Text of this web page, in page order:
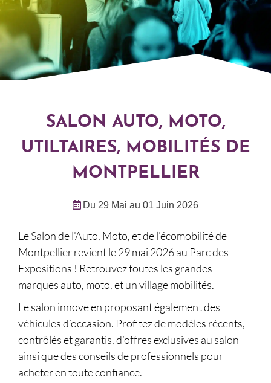
SALON AUTO, MOTO,
UTILTAIRES, MOBILITÉS DE
MONTPELLIER
Du 29 Mai au 01 Juin 2026
Le Salon de l’Auto, Moto, et de l’écomobilité de
Montpellier revient le 29 mai 2026 au Parc des
Expositions ! Retrouvez toutes les grandes
marques auto, moto, et un village mobilités.
Le salon innove en proposant également des
véhicules d’occasion. Profitez de modèles récents,
contrôlés et garantis, d’offres exclusives au salon
ainsi que des conseils de professionnels pour
acheter en toute confiance.